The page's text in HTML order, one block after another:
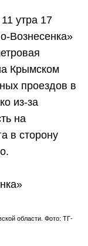
утра 17
Вознесенка»
Крымском
проездов в
из-за
на
в сторону
области. Фото: ТГ-